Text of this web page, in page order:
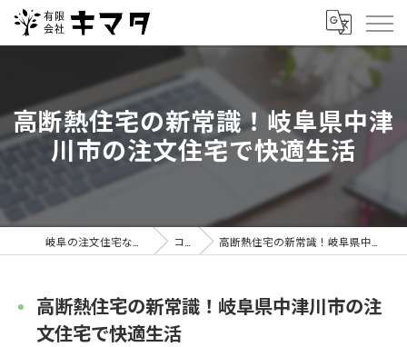
高断熱住宅の新常識！岐阜県中津
川市の注文住宅で快適生活
コラム 高断熱住宅の新常識！岐阜県中津川市の注文住宅で快適生活
高断熱住宅の新常識！岐阜県中津川市の注
文住宅で快適生活